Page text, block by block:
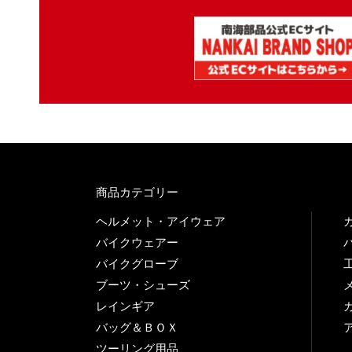
商品カテゴリー
ヘルメット・アイウェア
バイクウェアー
バイクグローブ
ブーツ・シューズ
レインギア
バッグ＆ＢＯＸ
ツーリング用品